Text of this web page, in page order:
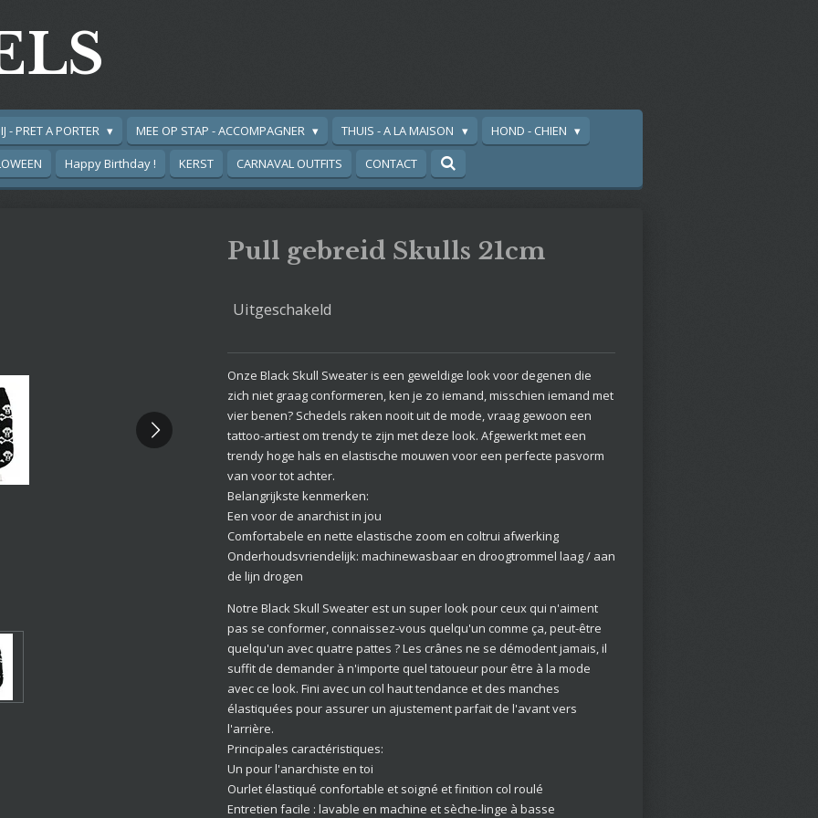
- PRET A PORTER MEE OP STAP - ACCOMPAGNER THUIS - A LA MAISON
HOND - CHIEN
Happy Birthday ! KERST CARNAVAL OUTFITS CONTACT
Pull gebreid Skulls 21cm
Uitgeschakeld
Onze Black Skull Sweater is een geweldige look voor degenen die
zich niet graag conformeren, ken je zo iemand, misschien iemand met
vier benen? Schedels raken nooit uit de mode, vraag gewoon een
tattoo-artiest om trendy te zijn met deze look. Afgewerkt met een
trendy hoge hals en elastische mouwen voor een perfecte pasvorm
van voor tot achter.
Belangrijkste kenmerken:
Een voor de anarchist in jou
Comfortabele en nette elastische zoom en coltrui afwerking
Onderhoudsvriendelijk: machinewasbaar en droogtrommel laag / aan
de lijn drogen
Notre Black Skull Sweater est un super look pour ceux qui n'aiment
pas se conformer, connaissez-vous quelqu'un comme ça, peut-être
quelqu'un avec quatre pattes ? Les crânes ne se démodent jamais, il
suffit de demander à n'importe quel tatoueur pour être à la mode
avec ce look. Fini avec un col haut tendance et des manches
élastiquées pour assurer un ajustement parfait de l'avant vers
l'arrière.
Principales caractéristiques:
Un pour l'anarchiste en toi
Ourlet élastiqué confortable et soigné et finition col roulé
Entretien facile : lavable en machine et sèche-linge à basse